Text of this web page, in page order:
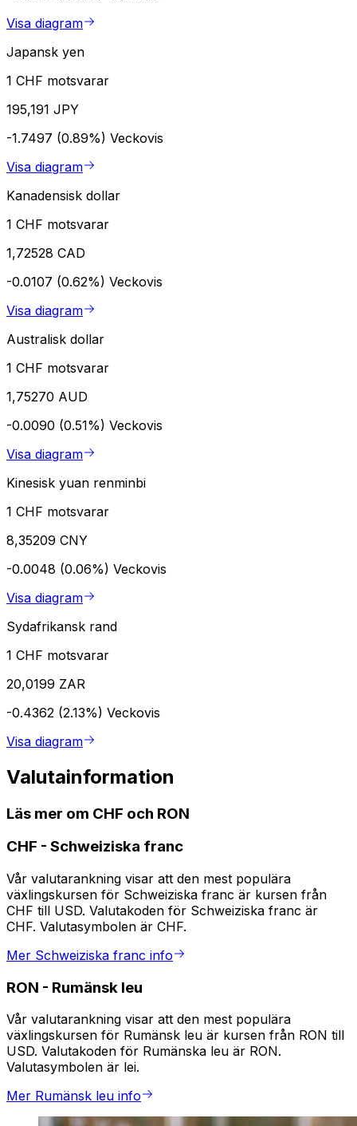
Visa diagram
Japansk yen
1 CHF motsvarar
195,191 JPY
-1.7497 (0.89%) Veckovis
Visa diagram
Kanadensisk dollar
1 CHF motsvarar
1,72528 CAD
-0.0107 (0.62%) Veckovis
Visa diagram
Australisk dollar
1 CHF motsvarar
1,75270 AUD
-0.0090 (0.51%) Veckovis
Visa diagram
Kinesisk yuan renminbi
1 CHF motsvarar
8,35209 CNY
-0.0048 (0.06%) Veckovis
Visa diagram
Sydafrikansk rand
1 CHF motsvarar
20,0199 ZAR
-0.4362 (2.13%) Veckovis
Visa diagram
Valutainformation
Läs mer om CHF och RON
CHF - Schweiziska franc
Vår valutarankning visar att den mest populära
växlingskursen för Schweiziska franc är kursen från
CHF till USD. Valutakoden för Schweiziska franc är
CHF. Valutasymbolen är CHF.
Mer Schweiziska franc info
RON - Rumänsk leu
Vår valutarankning visar att den mest populära
växlingskursen för Rumänsk leu är kursen från RON till
USD. Valutakoden för Rumänska leu är RON.
Valutasymbolen är lei.
Mer Rumänsk leu info